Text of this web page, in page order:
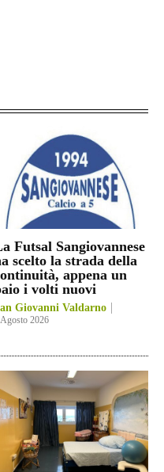
Futsal Sangiovannese
scelto la strada della
appena un
i volti nuovi
Giovanni Valdarno
2026